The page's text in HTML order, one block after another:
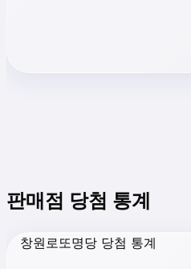
판매점 당첨 통계
창원로또명당 당첨 통계